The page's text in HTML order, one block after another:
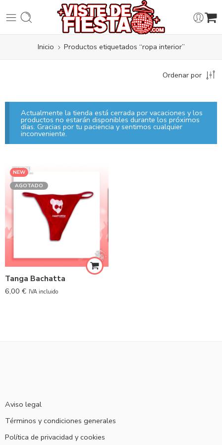
Inicio Productos etiquetados “ropa interior”
Ordenar por
Actualmente la tienda está cerrada por vacaciones y los
productos no estarán disponibles durante los próximos
días. Gracias por tu paciencia y sentimos cualquier
inconveniente.
NEW
AGOTADO
Tanga Bachatta
6,00 € IVA incluido
Aviso legal
Términos y condiciones generales
Política de privacidad y cookies